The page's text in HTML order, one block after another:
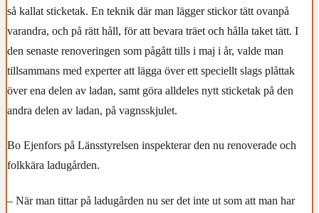
så kallat sticketak. En teknik där man lägger stickor tätt ovanpå
varandra, och på rätt håll, för att bevara träet och hålla taket tätt. I
den senaste renoveringen som pågått tills i maj i år, valde man
tillsammans med experter att lägga över ett speciellt slags plåttak
över ena delen av ladan, samt göra alldeles nytt sticketak på den
andra delen av ladan, på vagnsskjulet.
Bo Ejenfors på Länsstyrelsen inspekterar den nu renoverade och
folkkära ladugården.
– När man tittar på ladugården nu ser det inte ut som att man har